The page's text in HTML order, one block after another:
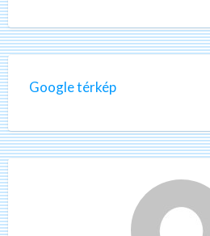
Google térkép